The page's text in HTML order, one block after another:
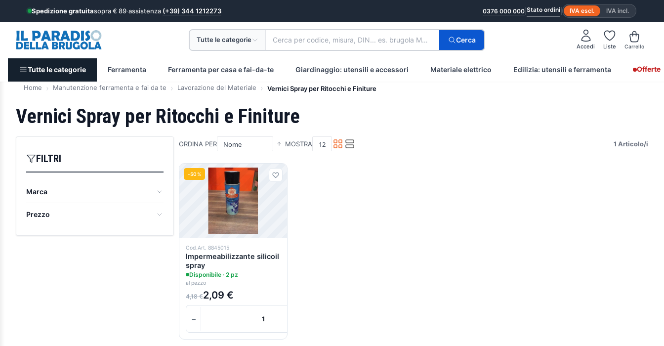
Spedizione gratuitasopra € 89·assistenza (+39) 344 1212273 0376 000 000 Stato ordini IVA escl. IVA incl.
Tutte le categorie Cerca per codice, misura, DIN... es. brugola M8 inox Cerca
Accedi Liste Carrello
Tutte le categorie Ferramenta Ferramenta per casa e fai-da-te Giardinaggio: utensili e accessori Materiale elettrico Edilizia: utensili e ferramenta Offerte
Home Manutenzione ferramenta e fai da te Lavorazione del Materiale Vernici Spray per Ritocchi e Finiture
Vernici Spray per Ritocchi e Finiture
FILTRI
Marca
Prezzo
ORDINA PER MOSTRA 1 Articolo/i
Prodotti
-50%
Cod.Art. 8845015
Impermeabilizzante silicoil
spray
Disponibile · 2 pz
al pezzo
4,18 €2,09 €
−